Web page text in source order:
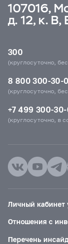
107016,
д. 12, к. В,
300
(круглосуточно,
8 800 300-30-
(круглосуточно,
+7 499 300-
(круглосуточно, в
Личный кабинет
Отношения с
Перечень